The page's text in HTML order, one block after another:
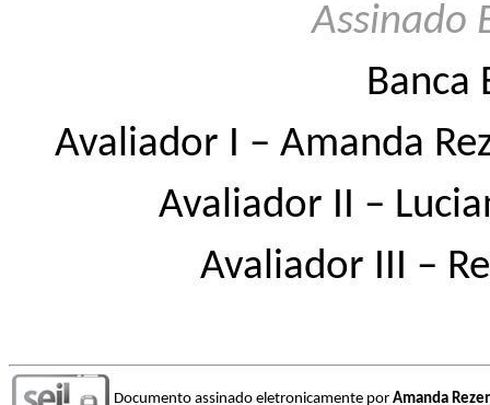
Assinado
Banca
Avaliador I – Amanda
Avaliador II –
Avaliador III –
Documento assinado eletronicamente por Amanda